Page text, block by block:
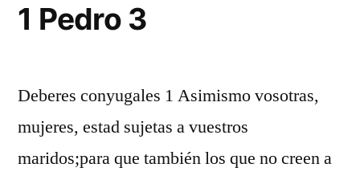
1 Pedro 3
Deberes conyugales 1 Asimismo vosotras,
mujeres, estad sujetas a vuestros
maridos;para que también los que no creen a